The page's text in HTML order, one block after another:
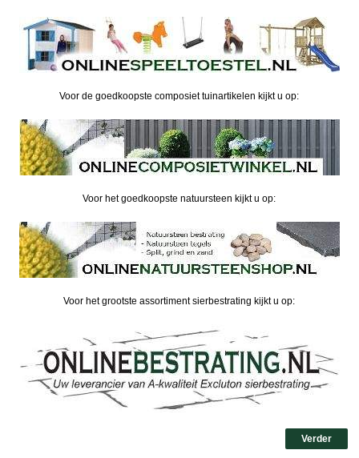
Voor de goedkoopste composiet tuinartikelen kijkt u op:
Voor het goedkoopste natuursteen kijkt u op:
Voor het grootste assortiment sierbestrating kijkt u op:
Verder